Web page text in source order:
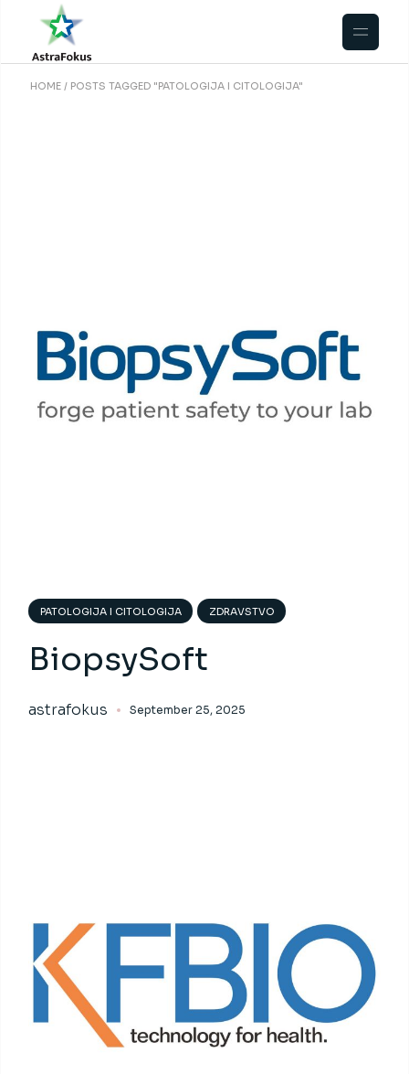
content
HOME POSTS TAGGED "PATOLOGIJA I CITOLOGIJA"
PATOLOGIJA I CITOLOGIJA ZDRAVSTVO
BiopsySoft
astrafokus September 25, 2025